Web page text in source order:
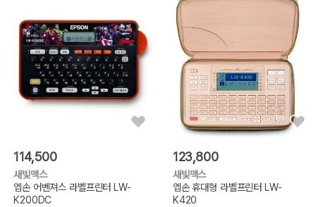
114,500
새빛맥스
엡손 어벤져스 라벨프린터 LW-
K200DC
123,800
새빛맥스
엡손 휴대형 라벨프린터 LW-
K420